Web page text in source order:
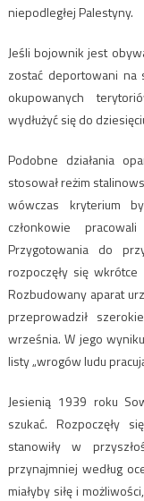
niepodległej Palestyny.
Jeśli bojownik jest
zostać deportowani na
okupowanych
wydłużyć się do
Podobne działania
stosował reżim
wówczas kryterium
członkowie
Przygotowania do
rozpoczęły się
Rozbudowany aparat
przeprowadził
września. W jego
listy „wrogów ludu
Jesienią 1939 roku
szukać. Rozpoczęły
stanowiły w
przynajmniej według
miałyby siłę i